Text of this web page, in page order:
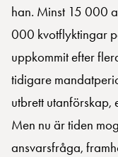
han. Minst 15 000
000 kvotflyktingar
uppkommit efter
tidigare
utbrett utanförskap,
Men nu är tiden
ansvarsfråga,